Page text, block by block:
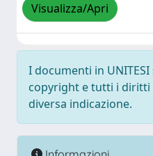
Visualizza/Apri
I documenti in
copyright e tutti i diritti
diversa indicazione.